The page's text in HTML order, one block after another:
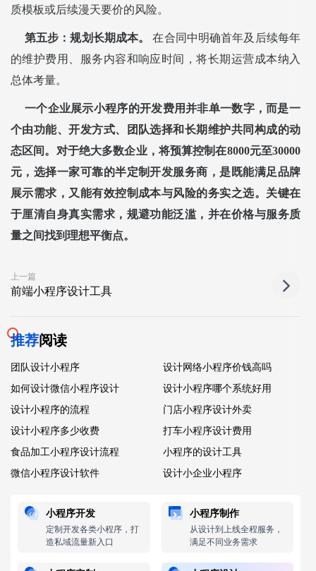
质模板或后续漫天要价的风险。
第五步：规划长期成本。
在合同中明确首年及后续每年
的维护费用、服务内容和响应时间，将长期运营成本纳入
总体考量。
一个企业展示小程序的开发费用并非单一数字，而是一
个由功能、开发方式、团队选择和长期维护共同构成的动
态区间。对于绝大多数企业，将预算控制在8000元至30000
元，选择一家可靠的半定制开发服务商，是既能满足品牌
展示需求，又能有效控制成本与风险的务实之选。关键在
于厘清自身真实需求，规避功能泛滥，并在价格与服务质
量之间找到理想平衡点。
上一篇
前端小程序设计工具
推荐阅读
团队设计小程序
设计网络小程序价钱高吗
如何设计微信小程序设计
设计小程序哪个系统好用
设计小程序的流程
门店小程序设计外卖
设计小程序多少收费
打车小程序设计费用
食品加工小程序设计流程
小程序的设计工具
微信小程序设计软件
设计小企业小程序
小程序开发
定制开发各类小程序，打
造私域流量新入口
小程序制作
从设计到上线全程服务，
满足不同业务需求